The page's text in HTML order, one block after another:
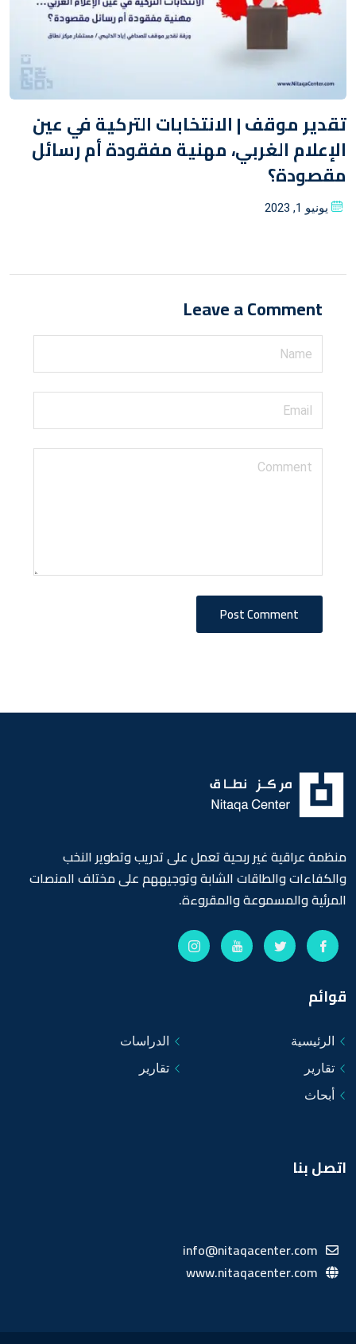
تقدير موقف | الانتخابات التركية في عين
الإعلام الغربي، مهنية مفقودة أم رسائل
مقصودة؟
Posted
يونيو 1, 2023
Leave a Comment
Post Comment
منظمة عراقية غير ربحية تعمل على تدريب وتطوير النخب
والكفاءات والطاقات الشابة وتوجيههم على مختلف المنصات
المرئية والمسموعة والمقروءة.
قوائم
الرئيسية
الدراسات
تقارير
تقارير
أبحاث
اتصل بنا
info@nitaqacenter.com
www.nitaqacenter.com